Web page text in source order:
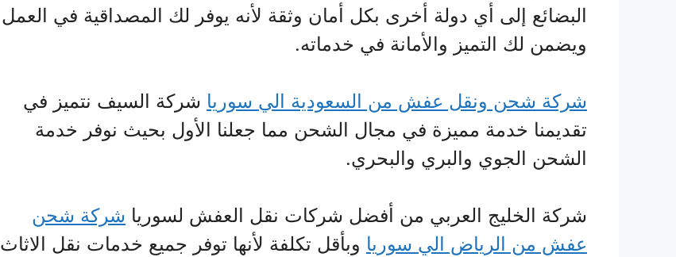
البضائع إلى أي دولة أخرى بكل أمان وثقة لأنه يوفر لك المصداقية في العمل
ويضمن لك التميز والأمانة في خدماته.
شركة شحن ونقل عفش من السعودية الي سوريا شركة السيف نتميز في
تقديمنا خدمة مميزة في مجال الشحن مما جعلنا الأول بحيث نوفر خدمة
الشحن الجوي والبري والبحري.
شركة الخليج العربي من أفضل شركات نقل العفش لسوريا شركة شحن
عفش من الرياض الي سوريا وبأقل تكلفة لأنها توفر جميع خدمات نقل الاثاث